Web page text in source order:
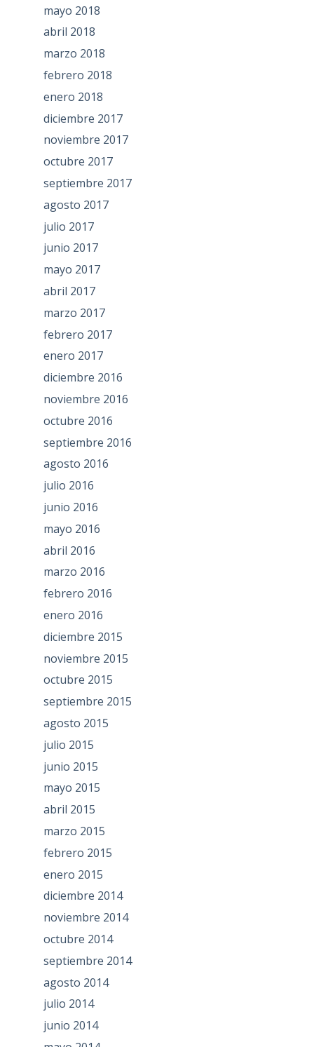
mayo 2018
abril 2018
marzo 2018
febrero 2018
enero 2018
diciembre 2017
noviembre 2017
octubre 2017
septiembre 2017
agosto 2017
julio 2017
junio 2017
mayo 2017
abril 2017
marzo 2017
febrero 2017
enero 2017
diciembre 2016
noviembre 2016
octubre 2016
septiembre 2016
agosto 2016
julio 2016
junio 2016
mayo 2016
abril 2016
marzo 2016
febrero 2016
enero 2016
diciembre 2015
noviembre 2015
octubre 2015
septiembre 2015
agosto 2015
julio 2015
junio 2015
mayo 2015
abril 2015
marzo 2015
febrero 2015
enero 2015
diciembre 2014
noviembre 2014
octubre 2014
septiembre 2014
agosto 2014
julio 2014
junio 2014